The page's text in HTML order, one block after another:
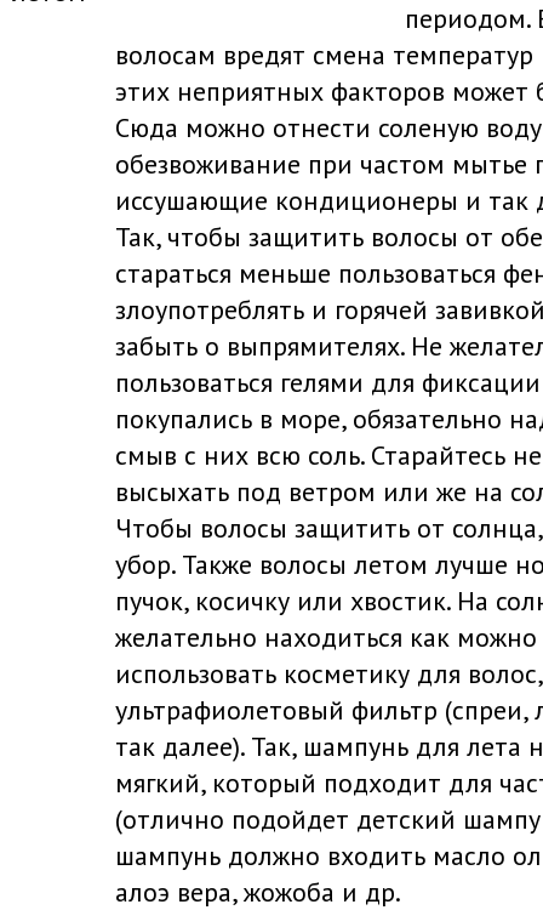
периодом.
волосам вредят смена
этих неприятных факторов может
Сюда можно отнести соленую
обезвоживание при частом мытье
иссушающие кондиционеры и так
Так, чтобы защитить волосы от
стараться меньше пользоваться
злоупотреблять и горячей
забыть о выпрямителях. Не
пользоваться гелями для
покупались в море, обязательно
смыв с них всю соль. Старайтесь
высыхать под ветром или же на
Чтобы волосы защитить от
убор. Также волосы летом лучше
пучок, косичку или хвостик. На
желательно находиться как
использовать косметику для
ультрафиолетовый фильтр
так далее). Так, шампунь для лета
мягкий, который подходит для
(отлично подойдет детский
шампунь должно входить масло
алоэ вера, жожоба и др.